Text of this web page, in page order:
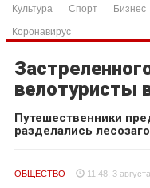
Культура
Спорт Бизнес
Коронавирус
велотуристы
Путешественники
разделались
ОБЩЕСТВО 11:48, 3